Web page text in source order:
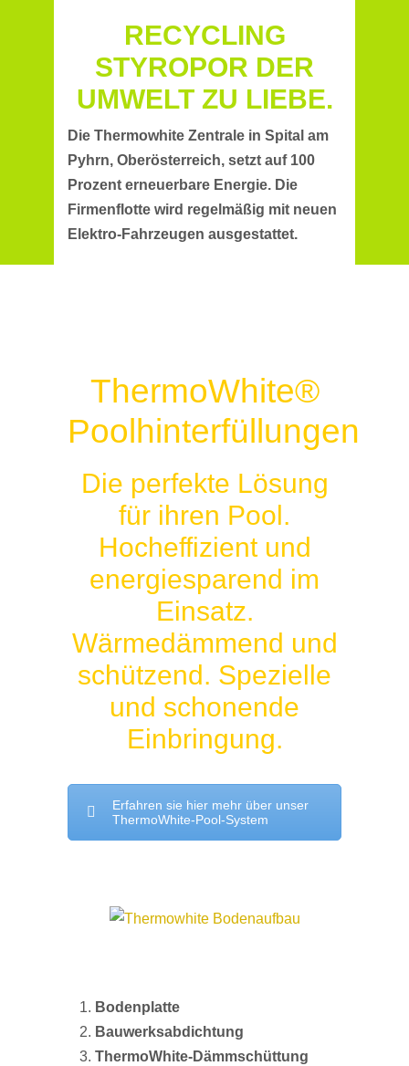
RECYCLING
STYROPOR DER
UMWELT ZU LIEBE.
Die Thermowhite Zentrale in Spital am
Pyhrn, Oberösterreich, setzt auf 100
Prozent erneuerbare Energie. Die
Firmenflotte wird regelmäßig mit neuen
Elektro-Fahrzeugen ausgestattet.
ThermoWhite®
Poolhinterfüllungen
Die perfekte Lösung
für ihren Pool.
Hocheffizient und
energiesparend im
Einsatz.
Wärmedämmend und
schützend. Spezielle
und schonende
Einbringung.
Erfahren sie hier mehr über unser
ThermoWhite-Pool-System
Bodenplatte
Bauwerksabdichtung
ThermoWhite-Dämmschüttung